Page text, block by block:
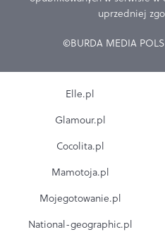
uprzedniej
©BURDA MEDIA
Elle.pl
Glamour.pl
Cocolita.pl
Mamotoja.pl
Mojegotowanie.pl
National-geographic.pl